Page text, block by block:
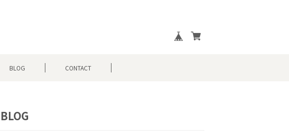
BLOG CONTACT
BLOG